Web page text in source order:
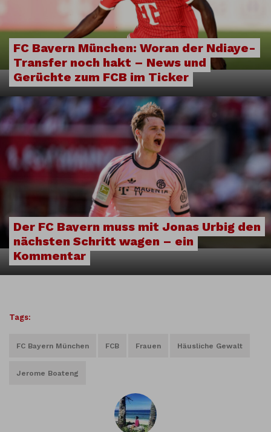
FC Bayern München: Woran der Ndiaye-
Transfer noch hakt – News und
Gerüchte zum FCB im Ticker
Der FC Bayern muss mit Jonas Urbig den
nächsten Schritt wagen – ein
Kommentar
Tags:
FC Bayern München FCB Frauen Häusliche Gewalt
Jerome Boateng